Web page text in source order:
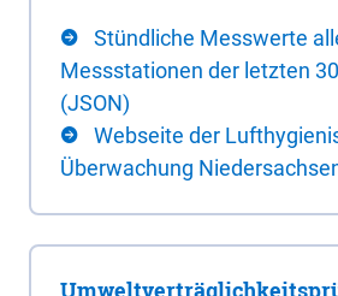
Stündliche Messwerte
Messstationen der letzten
(JSON)
Webseite der
Überwachung